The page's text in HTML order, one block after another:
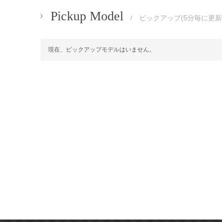
Pickup Model / ピックアップ(5分毎に更
現在、ピックアップモデルはいません。